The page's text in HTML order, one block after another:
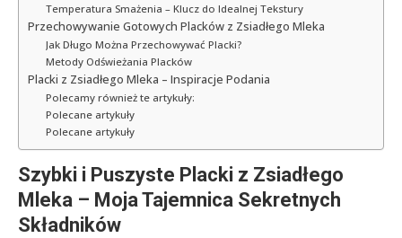
Temperatura Smażenia – Klucz do Idealnej Tekstury
Przechowywanie Gotowych Placków z Zsiadłego Mleka
Jak Długo Można Przechowywać Placki?
Metody Odświeżania Placków
Placki z Zsiadłego Mleka – Inspiracje Podania
Polecamy również te artykuły:
Polecane artykuły
Polecane artykuły
Szybki i Puszyste Placki z Zsiadłego
Mleka – Moja Tajemnica Sekretnych
Składników